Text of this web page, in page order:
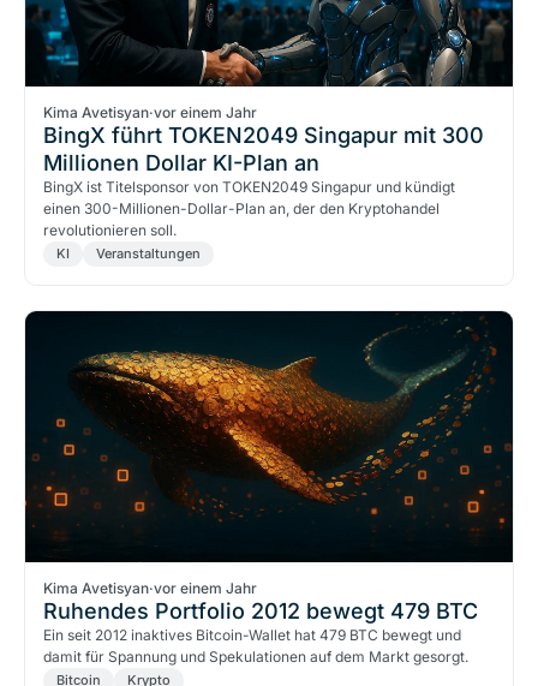
Kima Avetisyan·vor einem Jahr
BingX führt TOKEN2049 Singapur mit 300
Millionen Dollar KI-Plan an
BingX ist Titelsponsor von TOKEN2049 Singapur und kündigt
einen 300-Millionen-Dollar-Plan an, der den Kryptohandel
revolutionieren soll.
KI Veranstaltungen
Kima Avetisyan·vor einem Jahr
Ruhendes Portfolio 2012 bewegt 479 BTC
Ein seit 2012 inaktives Bitcoin-Wallet hat 479 BTC bewegt und
damit für Spannung und Spekulationen auf dem Markt gesorgt.
Bitcoin Krypto